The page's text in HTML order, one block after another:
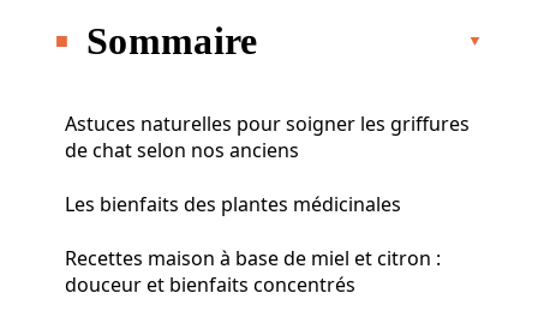
Sommaire
Astuces naturelles pour soigner les griffures
de chat selon nos anciens
Les bienfaits des plantes médicinales
Recettes maison à base de miel et citron :
douceur et bienfaits concentrés